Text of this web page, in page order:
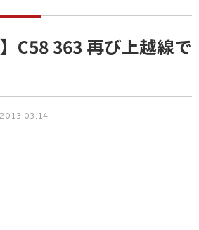
C58 363 再び上越線で
2013.03.14